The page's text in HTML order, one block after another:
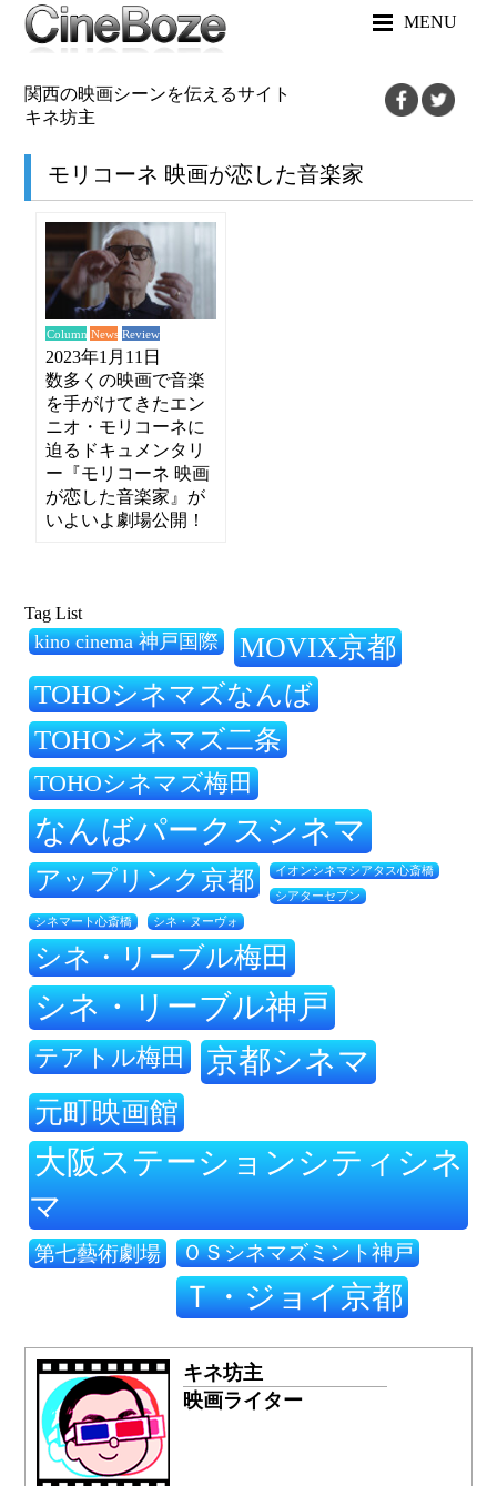
MENU
関西の映画シーンを伝えるサイト
キネ坊主
モリコーネ 映画が恋した音楽家
Column News Review
2023年1月11日
数多くの映画で音楽
を手がけてきたエン
ニオ・モリコーネに
迫るドキュメンタリ
ー『モリコーネ 映画
が恋した音楽家』が
いよいよ劇場公開！
Tag List
kino cinema 神戸国際 MOVIX京都
TOHOシネマズなんば
TOHOシネマズ二条
TOHOシネマズ梅田
なんばパークスシネマ
アップリンク京都 イオンシネマシアタス心斎橋
シアターセブン
シネマート心斎橋 シネ・ヌーヴォ
シネ・リーブル梅田
シネ・リーブル神戸
テアトル梅田 京都シネマ
元町映画館
大阪ステーションシティシネ
マ
第七藝術劇場 ＯＳシネマズミント神戸
Ｔ・ジョイ京都
キネ坊主
映画ライター